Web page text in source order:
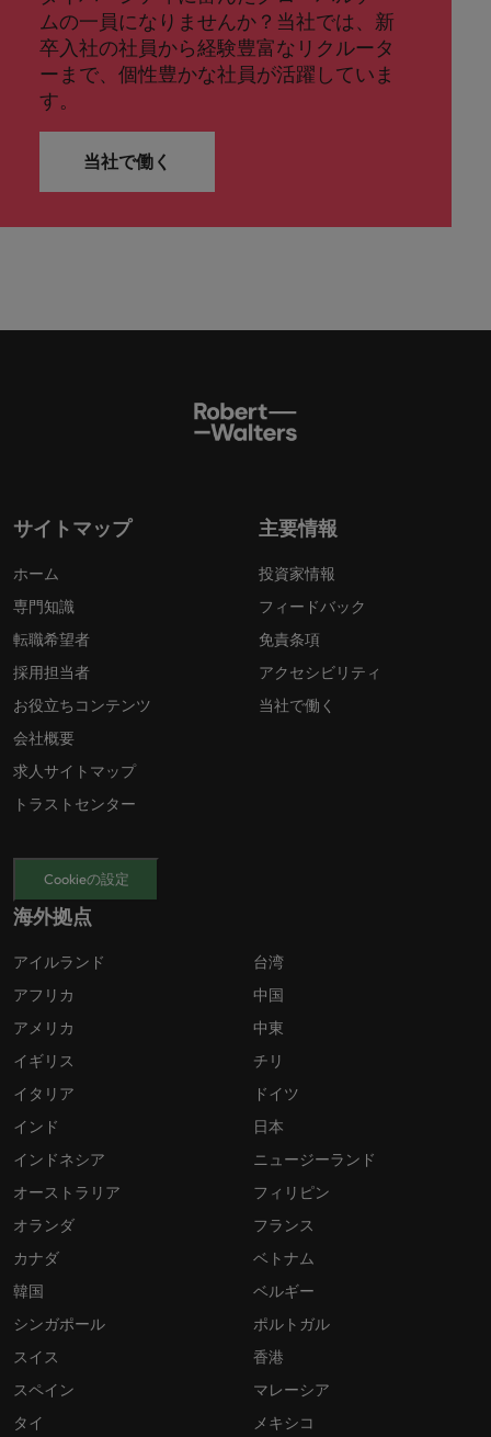
ムの一員になりませんか？当社では、新
卒入社の社員から経験豊富なリクルータ
ーまで、個性豊かな社員が活躍していま
す。
当社で働く
サイトマップ
ホーム
専門知識
転職希望者
採用担当者
お役立ちコンテンツ
会社概要
求人サイトマップ
トラストセンター
主要情報
投資家情報
フィードバック
免責条項
アクセシビリティ
当社で働く
Cookieの設定
海外拠点
アイルランド
アフリカ
アメリカ
イギリス
イタリア
インド
インドネシア
オーストラリア
オランダ
カナダ
韓国
シンガポール
スイス
スペイン
タイ
台湾
中国
中東
チリ
ドイツ
日本
ニュージーランド
フィリピン
フランス
ベトナム
ベルギー
ポルトガル
香港
マレーシア
メキシコ